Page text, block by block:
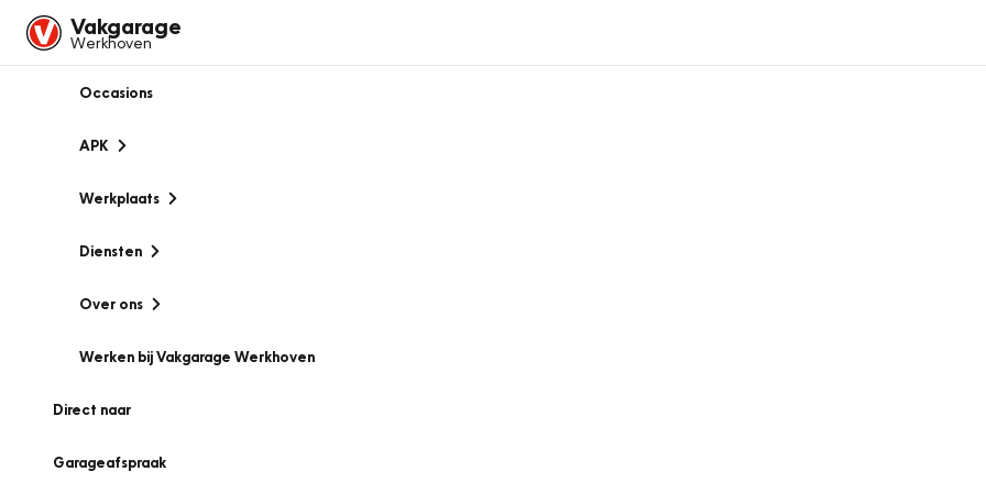
Vakgarage
Werkhoven
Occasions
APK
Werkplaats
Diensten
Over ons
Werken bij Vakgarage Werkhoven
Direct naar
Garageafspraak